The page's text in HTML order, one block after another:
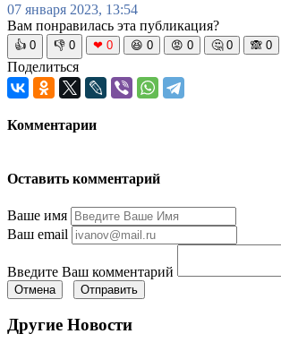
07 января 2023, 13:54
Вам понравилась эта публикация?
👍 0 👎 0 ❤ 0 😆 0 😡 0 🤔 0 🙈 0
Поделиться
Комментарии
Оставить комментарий
Ваше имя
Ваш email
Введите Ваш комментарий
Отмена Отправить
Другие Новости